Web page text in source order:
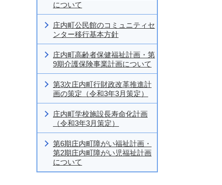
について
庄内町公民館のコミュニティセ
ンター移行基本方針
庄内町高齢者保健福祉計画・第
9期介護保険事業計画について
第3次庄内町行財政改革推進計
画の策定（令和3年3月策定）
庄内町学校施設長寿命化計画
（令和3年3月策定）
第6期庄内町障がい福祉計画・
第2期庄内町障がい児福祉計画
について